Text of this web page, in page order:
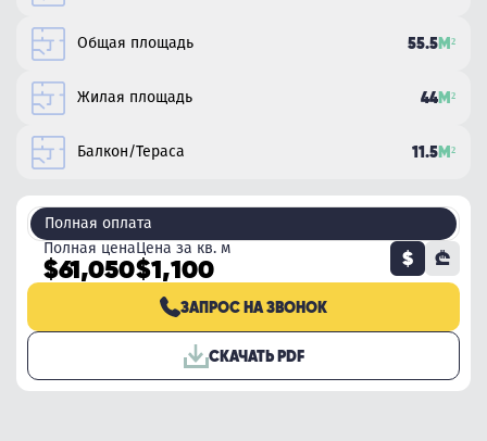
Общая площадь 55.5М²
Жилая площадь 44М²
Балкон/Тераса 11.5М²
Полная оплата
Полная цена
$61,050
Цена за кв. м
$1,100 $ ₾
ЗАПРОС НА ЗВОНОК
СКАЧАТЬ PDF